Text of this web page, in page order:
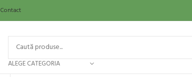
Contact
ALEGE CATEGORIA